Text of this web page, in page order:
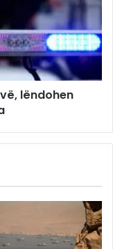
lëndohen